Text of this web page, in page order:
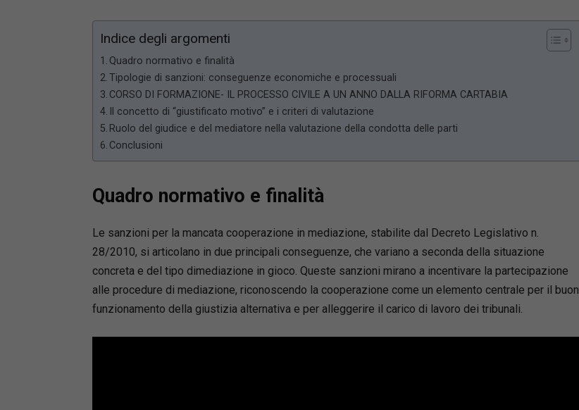
Indice degli argomenti
Quadro normativo e finalità
Tipologie di sanzioni: conseguenze economiche e processuali
CORSO DI FORMAZIONE- IL PROCESSO CIVILE A UN ANNO DALLA RIFORMA CARTABIA
Il concetto di “giustificato motivo” e i criteri di valutazione
Ruolo del giudice e del mediatore nella valutazione della condotta delle parti
Conclusioni
Quadro normativo e finalità
Le sanzioni per la mancata cooperazione in mediazione, stabilite dal Decreto Legislativo n.
28/2010, si articolano in due principali conseguenze, che variano a seconda della situazione
concreta e del tipo dimediazione in gioco. Queste sanzioni mirano a incentivare la partecipazione
alle procedure di mediazione, riconoscendo la cooperazione come un elemento centrale per il buon
funzionamento della giustizia alternativa e per alleggerire il carico di lavoro dei tribunali.